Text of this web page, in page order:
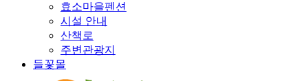
효소마을펜션
시설 안내
산책로
주변관광지
들꽃몰